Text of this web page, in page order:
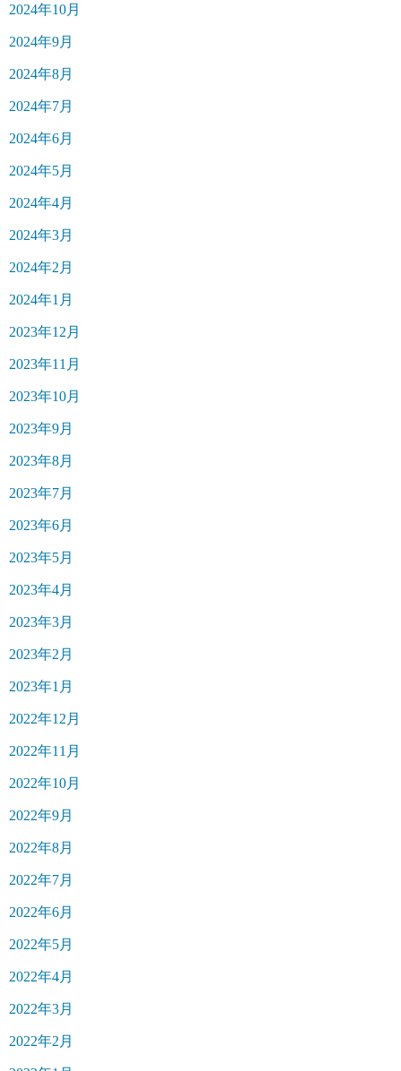
2024年10月
2024年9月
2024年8月
2024年7月
2024年6月
2024年5月
2024年4月
2024年3月
2024年2月
2024年1月
2023年12月
2023年11月
2023年10月
2023年9月
2023年8月
2023年7月
2023年6月
2023年5月
2023年4月
2023年3月
2023年2月
2023年1月
2022年12月
2022年11月
2022年10月
2022年9月
2022年8月
2022年7月
2022年6月
2022年5月
2022年4月
2022年3月
2022年2月